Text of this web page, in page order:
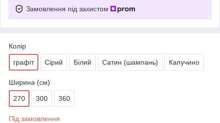
Замовлення під захистом
Колір
графіт Сірий Білий Сатин (шампань) Капучино
Ширина (см)
270 300 360
Під замовлення